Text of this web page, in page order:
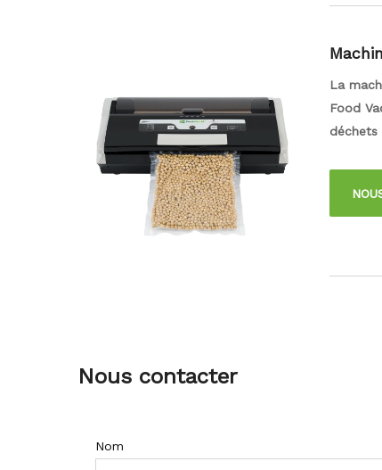
La
Food
propre
Nous contacter
Nom